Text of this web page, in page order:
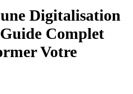
Digitalisation
Complet
Votre